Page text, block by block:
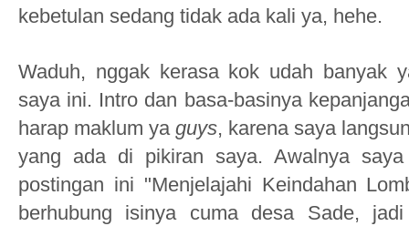
kebetulan sedang tidak ada kali ya, hehe.
Waduh, nggak kerasa kok udah banyak
saya ini. Intro dan basa-basinya
harap maklum ya guys, karena saya
yang ada di pikiran saya. Awalnya
postingan ini "Menjelajahi Keindahan
berhubung isinya cuma desa Sade,